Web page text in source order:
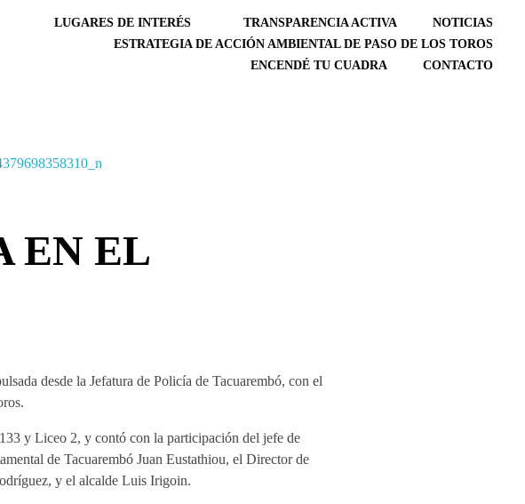
LUGARES DE INTERÉS TRANSPARENCIA ACTIVA
NOTICIAS
ESTRATEGIA DE ACCIÓN AMBIENTAL DE PASO DE LOS TOROS
ENCENDÉ TU CUADRA
CONTACTO
EN EL
desde la Jefatura de Policía de Tacuarembó, con el
y Liceo 2, y contó con la participación del jefe de
de Tacuarembó Juan Eustathiou, el Director de
y el alcalde Luis Irigoin.